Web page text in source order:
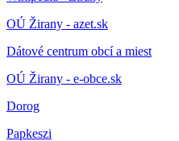
OÚ Žirany - azet.sk
Dátové centrum obcí a miest
OÚ Žirany - e-obce.sk
Dorog
Papkeszi